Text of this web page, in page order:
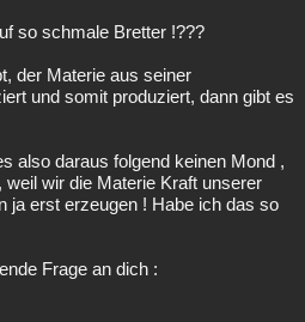
so schmale Bretter !???
der Materie aus seiner
und somit produziert, dann gibt es
also daraus folgend keinen Mond ,
wir die Materie Kraft unserer
ja erst erzeugen ! Habe ich das so
Frage an dich :